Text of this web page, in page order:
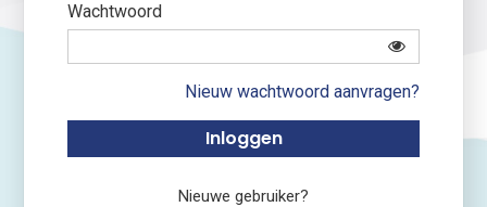
Wachtwoord
Nieuw wachtwoord aanvragen?
Nieuwe gebruiker?